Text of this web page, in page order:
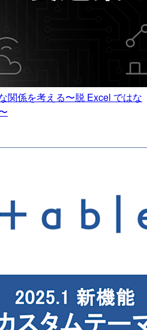
関係を考える〜脱 Excel ではな